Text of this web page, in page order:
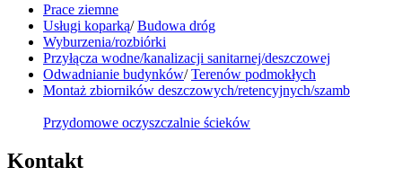
Prace ziemne
Usługi koparką/Budowa dróg
Wyburzenia/rozbiórki
Przyłącza wodne/kanalizacji sanitarnej/deszczowej
Odwadnianie budynków/Terenów podmokłych
Montaż zbiorników deszczowych/retencyjnych/szamb
Przydomowe oczyszczalnie ścieków
Kontakt